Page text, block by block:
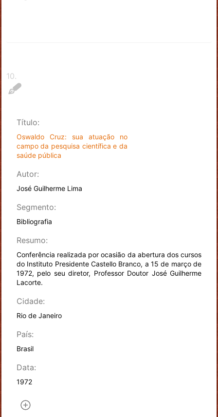
10.
Título:
Oswaldo Cruz: sua atuação no
campo da pesquisa científica e da
saúde pública
Autor:
José Guilherme Lima
Segmento:
Bibliografia
Resumo:
Conferência realizada por ocasião da abertura dos cursos
do Instituto Presidente Castello Branco, a 15 de março de
1972, pelo seu diretor, Professor Doutor José Guilherme
Lacorte.
Cidade:
Rio de Janeiro
País:
Brasil
Data:
1972